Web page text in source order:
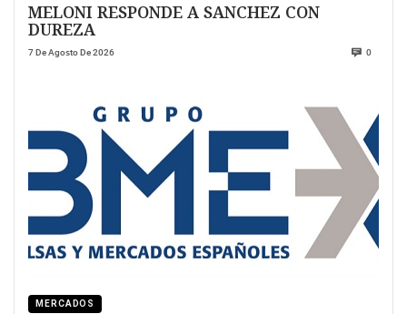
MELONI RESPONDE A SANCHEZ CON
DUREZA
7 De Agosto De 2026 0
MERCADOS